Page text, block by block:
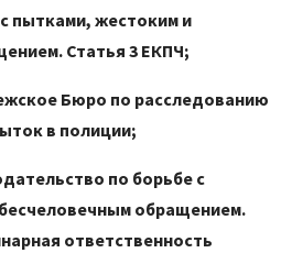
пытками, жестоким и
Статья 3 ЕКПЧ;
Бюро по расследованию
в полиции;
по борьбе с
обращением.
ответственность